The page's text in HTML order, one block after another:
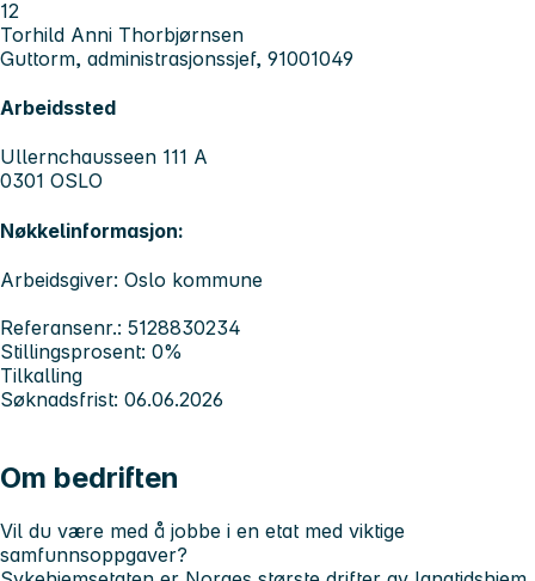
12
Torhild Anni Thorbjørnsen
Guttorm, administrasjonssjef, 91001049
Arbeidssted
Ullernchausseen 111 A
0301 OSLO
Nøkkelinformasjon:
Arbeidsgiver: Oslo kommune
Referansenr.: 5128830234
Stillingsprosent: 0%
Tilkalling
Søknadsfrist: 06.06.2026
Om bedriften
Vil du være med å jobbe i en etat med viktige
samfunnsoppgaver?